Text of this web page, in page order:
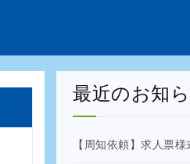
最近のお知
【周知依頼】求人票